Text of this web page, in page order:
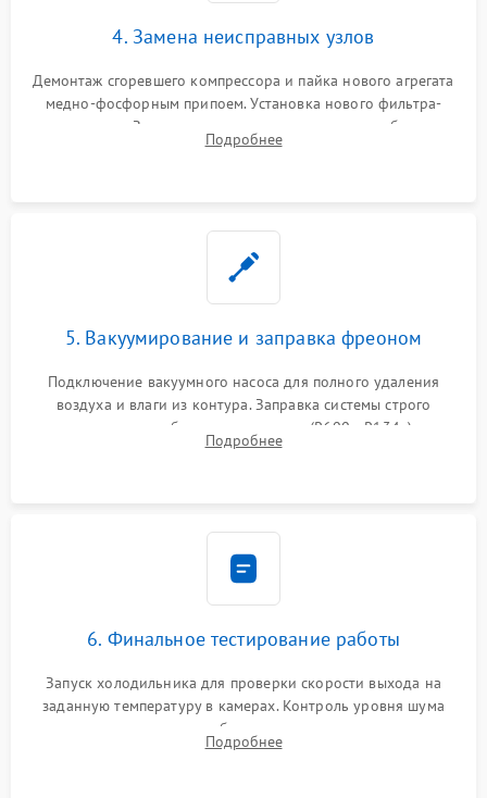
4. Замена неисправных узлов
Демонтаж сгоревшего компрессора и пайка нового агрегата
медно-фосфорным припоем. Установка нового фильтра-
осушителя. Замена изношенных вентиляторов обдува,
сломанных заслонок или поврежденных дверных петель.
Подробнее
5. Вакуумирование и заправка фреоном
Подключение вакуумного насоса для полного удаления
воздуха и влаги из контура. Заправка системы строго
дозированным объемом хладагента (R600a, R134a) по
электронным весам. Контроль рабочего давления в системе.
Подробнее
6. Финальное тестирование работы
Запуск холодильника для проверки скорости выхода на
заданную температуру в камерах. Контроль уровня шума
компрессора, отсутствия обмерзания стенок и корректного
срабатывания системы автоматической оттайки.
Подробнее